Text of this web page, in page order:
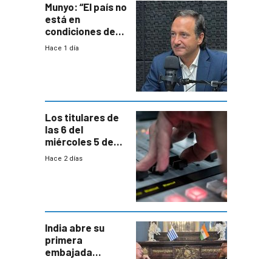
Munyo: “El país no
está en
condiciones de
enfrentar una
Hace 1 día
Los titulares de
las 6 del
miércoles 5 de
agosto de 2026
Hace 2 días
India abre su
primera
embajada